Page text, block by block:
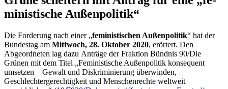
ministische Außen­politik“
Die Forderung nach einer „feministischen Außenpolitik“ hat der
Bundestag am Mittwoch, 28. Oktober 2020, erörtert. Den
Abgeordneten lag dazu Anträge der Fraktion Bündnis 90/Die
Grünen mit dem Titel „Feministische Außenpolitik konsequent
umsetzen – Gewalt und Diskriminierung überwinden,
Geschlechtergerechtigkeit und Menschenrechte weltweit